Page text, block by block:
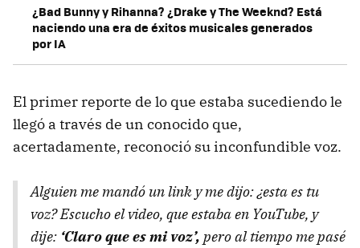
¿Bad Bunny y Rihanna? ¿Drake y The Weeknd? Está
naciendo una era de éxitos musicales generados
por IA
El primer reporte de lo que estaba sucediendo le
llegó a través de un conocido que,
acertadamente, reconoció su inconfundible voz.
Alguien me mandó un link y me dijo: ¿esta es tu
voz? Escucho el video, que estaba en YouTube, y
dije: ‘Claro que es mi voz’, pero al tiempo me pasé